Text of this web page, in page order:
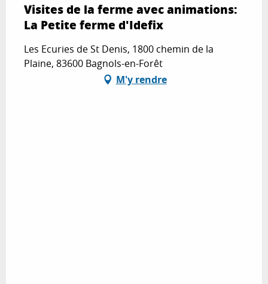
Visites de la ferme avec animations:
La Petite ferme d'Idefix
Les Ecuries de St Denis, 1800 chemin de la
Plaine, 83600 Bagnols-en-Forêt
M'y rendre